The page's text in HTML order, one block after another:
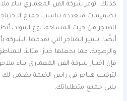
كذلك، توفر شركة الفن المعماري بناء
تصميمات متعددة تناسب جميع
الهنجر من حيث المساحة، نوع المواد،
أيضًا، تتميز الهناجر التي تقدمها الشركة
والرطوبة، مما يجعلها خيارًا مثاليًا
فإن اختيار شركة الفن المعماري بناء
لتركيب هناجر في راس الخيمة يضمن لك
يلبي جميع متطلباتك.